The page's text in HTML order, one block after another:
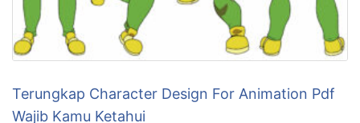
Terungkap Character Design For Animation Pdf
Wajib Kamu Ketahui